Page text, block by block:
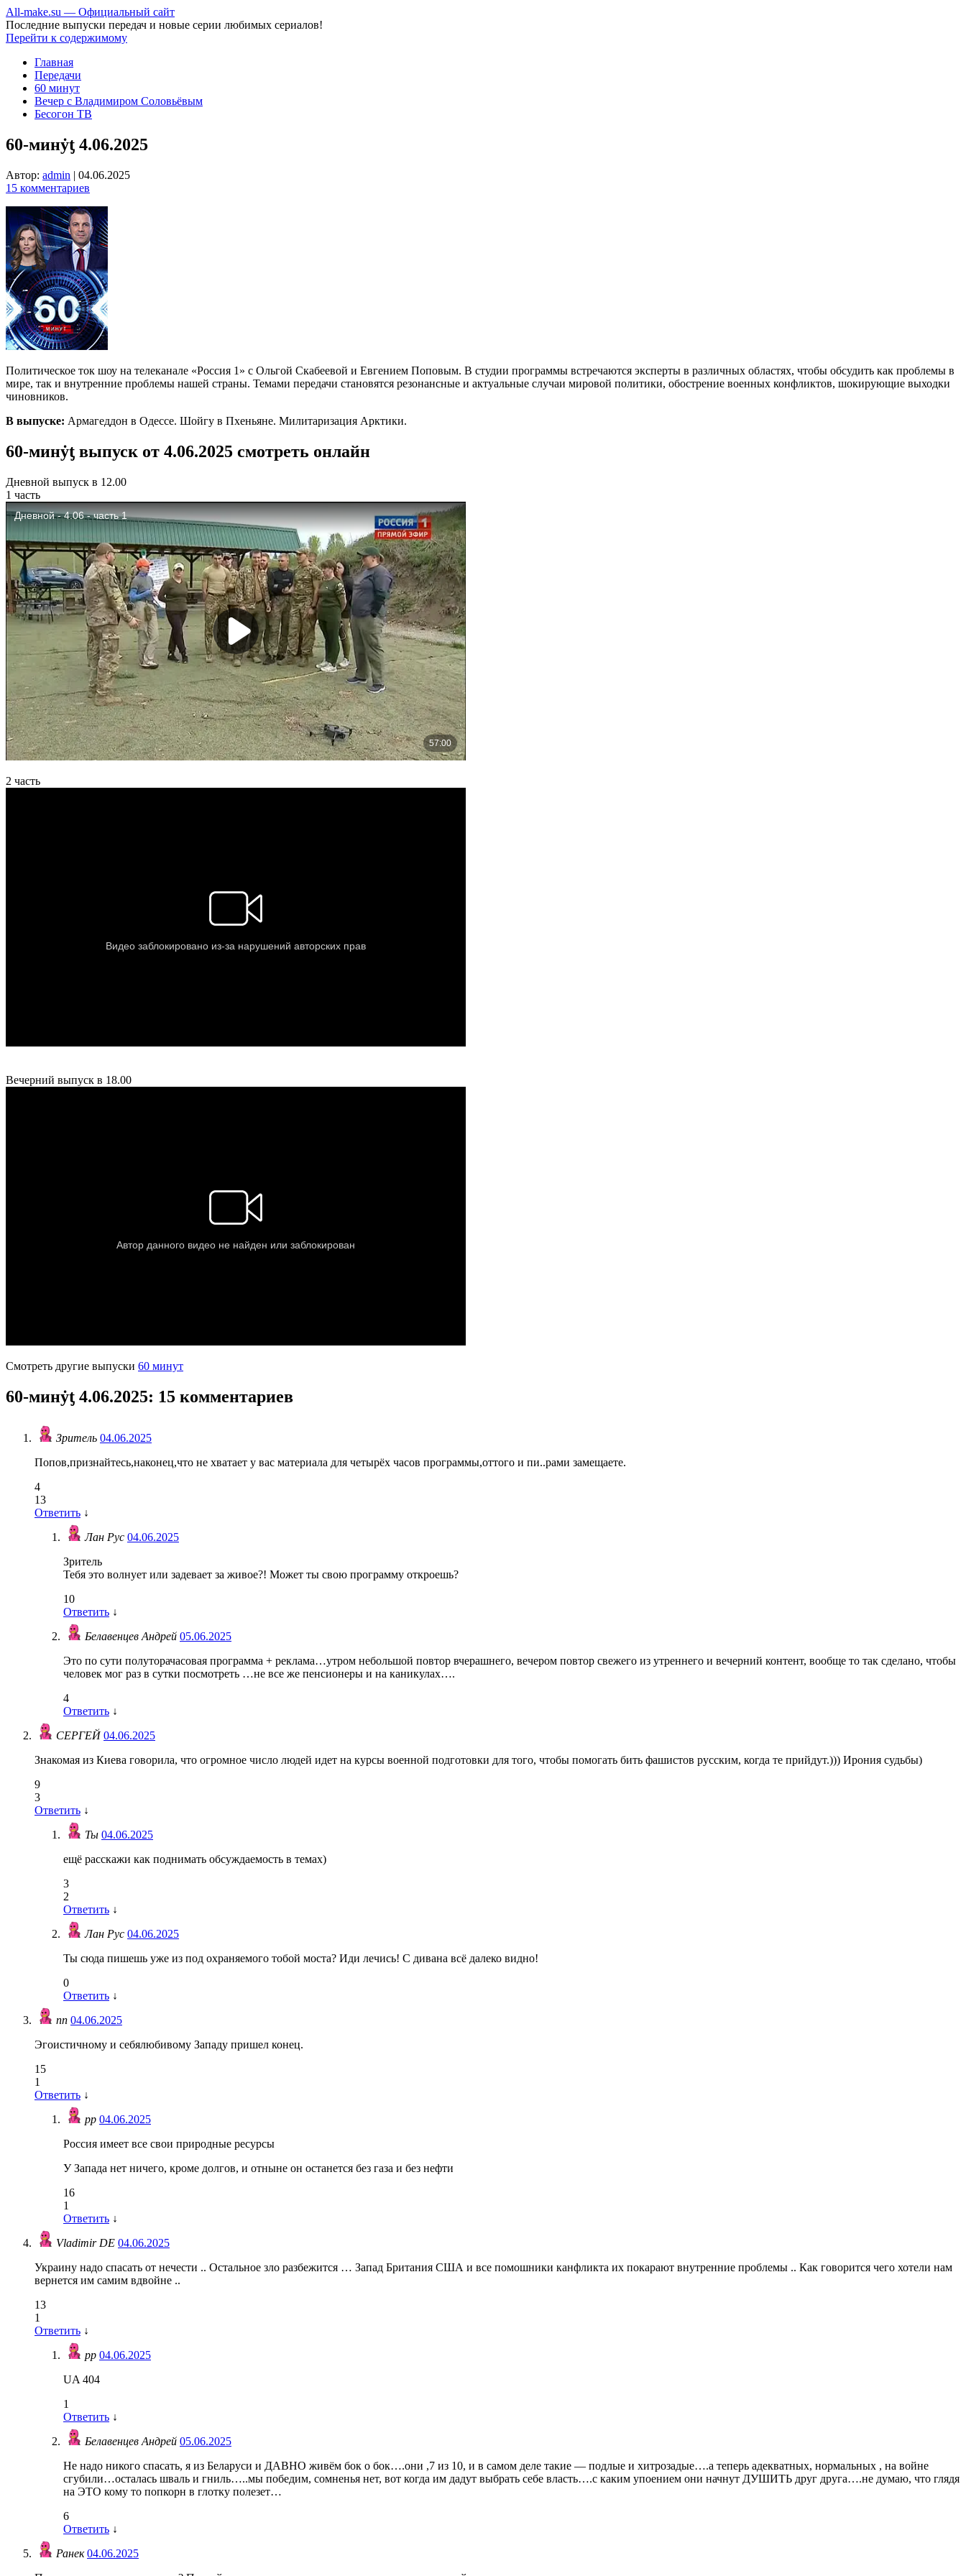
All-make.su — Официальный сайт
Последние выпуски передач и новые серии любимых сериалов!
Перейти к содержимому
Главная
Передачи
60 минут
Вечер с Владимиром Соловьёвым
Бесогон ТВ
60-минẏƫ 4.06.2025
Автор: admin | 04.06.2025
15 комментариев
Политическое ток шоу на телеканале «Россия 1» с Ольгой Скабеевой и Евгением Поповым. В студии программы встречаются эксперты в различных областях, чтобы обсудить как проблемы в
мире, так и внутренние проблемы нашей страны. Темами передачи становятся резонансные и актуальные случаи мировой политики, обострение военных конфликтов, шокирующие выходки
чиновников.
В выпуске: Армагеддон в Одессе. Шойгу в Пхеньяне. Милитаризация Арктики.
60-минẏƫ выпуск от 4.06.2025 смотреть онлайн
Дневной выпуск в 12.00
1 часть
2 часть
Вечерний выпуск в 18.00
Смотреть другие выпуски 60 минут
60-минẏƫ 4.06.2025: 15 комментариев
Зритель 04.06.2025
Попов,признайтесь,наконец,что не хватает у вас материала для четырёх часов программы,оттого и пи..рами замещаете.
4
13
Ответить ↓
Лан Рус 04.06.2025
Зритель
Тебя это волнует или задевает за живое?! Может ты свою программу откроешь?
10
Ответить ↓
Белавенцев Андрей 05.06.2025
Это по сути полуторачасовая программа + реклама…утром небольшой повтор вчерашнего, вечером повтор свежего из утреннего и вечерний контент, вообще то так сделано, чтобы
человек мог раз в сутки посмотреть …не все же пенсионеры и на каникулах….
4
Ответить ↓
СЕРГЕЙ04.06.2025
Знакомая из Киева говорила, что огромное число людей идет на курсы военной подготовки для того, чтобы помогать бить фашистов русским, когда те прийдут.))) Ирония судьбы)
9
3
Ответить ↓
Ты 04.06.2025
ещё расскажи как поднимать обсуждаемость в темах)
3
2
Ответить ↓
Лан Рус 04.06.2025
Ты сюда пишешь уже из под охраняемого тобой моста? Иди лечись! С дивана всё далеко видно!
0
Ответить ↓
пп 04.06.2025
Эгоистичному и себялюбивому Западу пришел конец.
15
1
Ответить ↓
pp 04.06.2025
Россия имеет все свои природные ресурсы
У Запада нет ничего, кроме долгов, и отныне он останется без газа и без нефти
16
1
Ответить ↓
Vladimir DE 04.06.2025
Украину надо спасать от нечести .. Остальное зло разбежится … Запад Британия США и все помошники канфликта их покарают внутренние проблемы .. Как говорится чего хотели нам
вернется им самим вдвойне ..
13
1
Ответить ↓
pp 04.06.2025
UA 404
1
Ответить ↓
Белавенцев Андрей 05.06.2025
Не надо никого спасать, я из Беларуси и ДАВНО живём бок о бок….они ,7 из 10, и в самом деле такие — подлые и хитрозадые….а теперь адекватных, нормальных , на войне
сгубили…осталась шваль и гниль…..мы победим, сомненья нет, вот когда им дадут выбрать себе власть….с каким упоением они начнут ДУШИТЬ друг друга….не думаю, что глядя
на ЭТО кому то попкорн в глотку полезет…
6
Ответить ↓
Ранек04.06.2025